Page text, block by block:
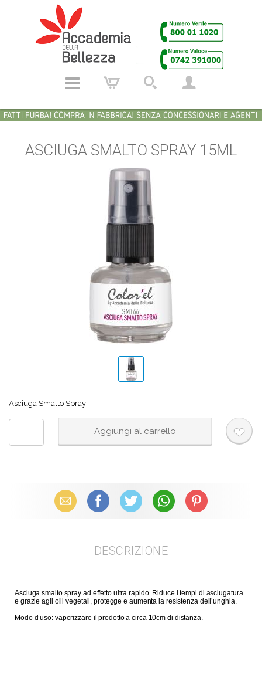
ASCIUGA SMALTO SPRAY 15ML
Asciuga Smalto Spray
Email Facebook X (Twitter) WhatsAppPinterest
DESCRIZIONE
Asciuga smalto spray ad effetto ultra rapido. Riduce i tempi di asciugatura
e grazie agli olii vegetali, protegge e aumenta la resistenza dell’unghia.
Modo d’uso: vaporizzare il prodotto a circa 10cm di distanza.